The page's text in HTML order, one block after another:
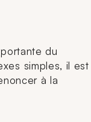
du
simples, il est
à la